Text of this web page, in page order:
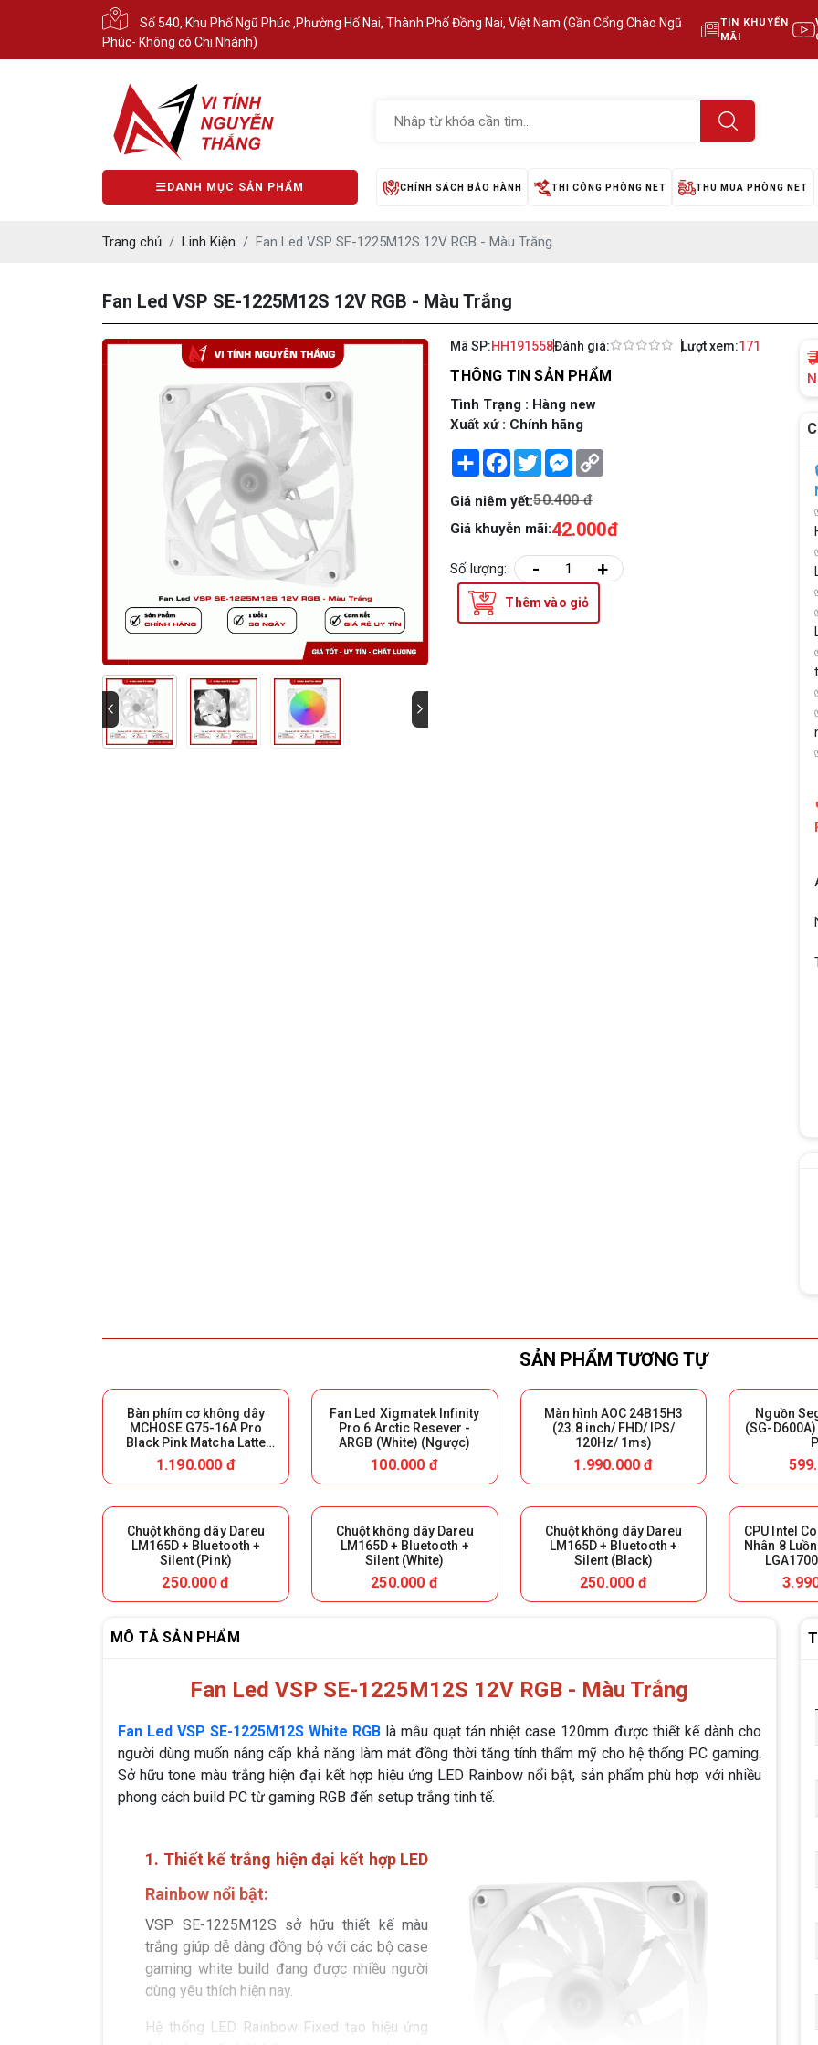
Số 540, Khu Phố Ngũ Phúc ,Phường Hố Nai, Thành Phố Đồng Nai, Việt Nam (Gần Cổng Chào Ngũ
Phúc- Không có Chi Nhánh)
TIN KHUYẾN
MÃI
DANH MỤC SẢN PHẨM CHÍNH SÁCH BẢO HÀNH THI CÔNG PHÒNG NET THU MUA PHÒNG NET
Trang chủ Linh Kiện Fan Led VSP SE-1225M12S 12V RGB - Màu Trắng
Fan Led VSP SE-1225M12S 12V RGB - Màu Trắng
Mã SP:HH191558Đánh giá: Lượt xem:171
THÔNG TIN SẢN PHẨM
Tình Trạng : Hàng new
Xuất xứ : Chính hãng
ShareFacebook
TwitterMessenger
Giá niêm yết:50.400 đ
Giá khuyễn mãi:42.000đ
Số lượng: - +
Thêm vào giỏ
SẢN PHẨM TƯƠNG TỰ
Bàn phím cơ không dây
MCHOSE G75-16A Pro
Black Pink Matcha Latte
Switch V2 - Triple Modes
(Giữ lại Box để bảo hành)
1.190.000 đ
Fan Led Xigmatek Infinity
Pro 6 Arctic Resever -
ARGB (White) (Ngược)
100.000 đ
Màn hình AOC 24B15H3
(23.8 inch/ FHD/ IPS/
120Hz/ 1ms)
1.990.000 đ
Nguồn
(SG-
Chuột không dây Dareu
LM165D + Bluetooth +
Silent (Pink)
250.000 đ
Chuột không dây Dareu
LM165D + Bluetooth +
Silent (White)
250.000 đ
Chuột không dây Dareu
LM165D + Bluetooth +
Silent (Black)
250.000 đ
CPU Intel
Nhân 8
MÔ TẢ SẢN PHẨM
Fan Led VSP SE-1225M12S 12V RGB - Màu Trắng
Fan Led VSP SE-1225M12S White RGB là mẫu quạt tản nhiệt case 120mm được thiết kế dành cho
người dùng muốn nâng cấp khả năng làm mát đồng thời tăng tính thẩm mỹ cho hệ thống PC gaming.
Sở hữu tone màu trắng hiện đại kết hợp hiệu ứng LED Rainbow nổi bật, sản phẩm phù hợp với nhiều
phong cách build PC từ gaming RGB đến setup trắng tinh tế.
1. Thiết kế trắng hiện đại kết hợp LED
Rainbow nổi bật:
VSP SE-1225M12S sở hữu thiết kế màu
trắng giúp dễ dàng đồng bộ với các bộ case
gaming white build đang được nhiều người
dùng yêu thích hiện nay.
Hệ thống LED Rainbow Fixed tạo hiệu ứng